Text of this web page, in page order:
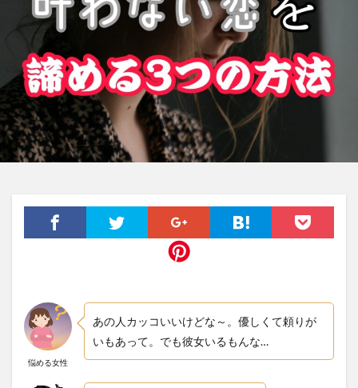
悩める女性
あの人カッコいいけどな～。優しくて頼りが
いもあって。でも彼女いるもんな…